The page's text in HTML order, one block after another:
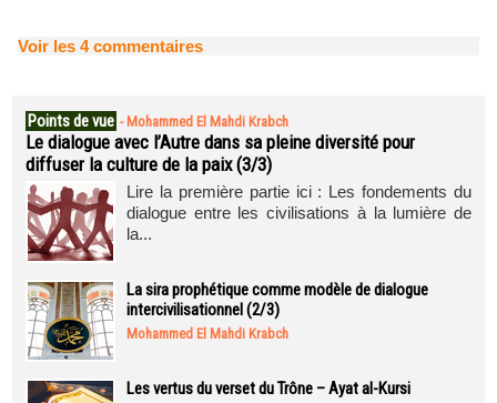
Voir les 4commentaires
Points de vue - Mohammed El Mahdi Krabch
Le dialogue avec l’Autre dans sa pleine diversité pour
diffuser la culture de la paix (3/3)
Lire la première partie ici : Les fondements du
dialogue entre les civilisations à la lumière de
la...
La sira prophétique comme modèle de dialogue
intercivilisationnel (2/3)
Mohammed El Mahdi Krabch
Les vertus du verset du Trône – Ayat al-Kursi